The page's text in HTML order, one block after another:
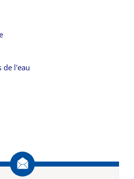
de l'eau